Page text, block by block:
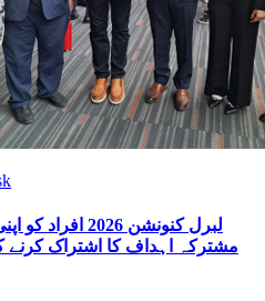
لبرل کنونشن
مشترکہ اہداف کا اشتراک کرنے